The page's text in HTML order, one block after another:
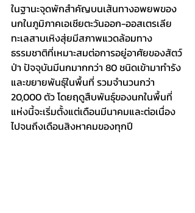
ในฐานะจุดพักสำคัญบนเส้นทางอพยพของ
นกในภูมิภาคเอเชียตะวันออก-ออสเตรเลีย
ทะเลสาบเหิงสุ่ยมีสภาพแวดล้อมทาง
ธรรมชาติที่เหมาะสมต่อการอยู่อาศัยของสัตว์
ป่า ปัจจุบันมีนกมากกว่า 80 ชนิดเข้ามาทำรัง
และขยายพันธุ์ในพื้นที่ รวมจำนวนกว่า
20,000 ตัว โดยฤดูสืบพันธุ์ของนกในพื้นที่
แห่งนี้จะเริ่มตั้งแต่เดือนมีนาคมและต่อเนื่อง
ไปจนถึงเดือนสิงหาคมของทุกปี